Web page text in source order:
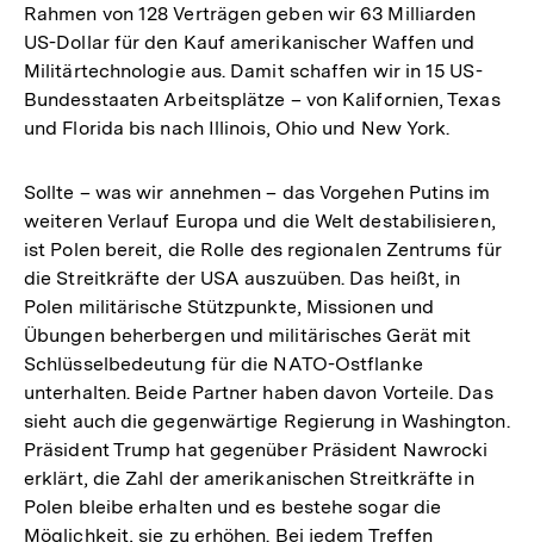
Rahmen von 128 Verträgen geben wir 63 Milliarden
US-Dollar für den Kauf amerikanischer Waffen und
Militärtechnologie aus. Damit schaffen wir in 15 US-
Bundesstaaten Arbeitsplätze – von Kalifornien, Texas
und Florida bis nach Illinois, Ohio und New York.
Sollte – was wir annehmen – das Vorgehen Putins im
weiteren Verlauf Europa und die Welt destabilisieren,
ist Polen bereit, die Rolle des regionalen Zentrums für
die Streitkräfte der USA auszuüben. Das heißt, in
Polen militärische Stützpunkte, Missionen und
Übungen beherbergen und militärisches Gerät mit
Schlüsselbedeutung für die NATO-Ostflanke
unterhalten. Beide Partner haben davon Vorteile. Das
sieht auch die gegenwärtige Regierung in Washington.
Präsident Trump hat gegenüber Präsident Nawrocki
erklärt, die Zahl der amerikanischen Streitkräfte in
Polen bleibe erhalten und es bestehe sogar die
Möglichkeit, sie zu erhöhen. Bei jedem Treffen